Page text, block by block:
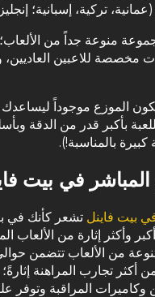
تركية، إسبانية؛
مجموعة منوعة جداً من
مخصصة للاعبين العاديين،
الموزع موجوداً
بأكبر قدر من الدقة
كبيرة بالمناسبة!).
المباشر في بيت
في بيت فاينل تشعر كأنك في
وأكثر إثارة من الألعاب
أكثر تجارب المراهنة
وكاميرات المراقبة وتوفر